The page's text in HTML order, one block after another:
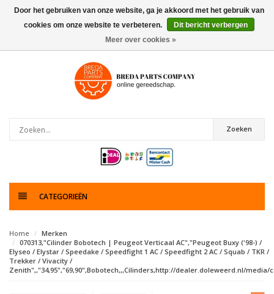
0artikelen
Zoeken
CATEGORIEËN
Home
Merken
070313,"Cilinder Bobotech | Peugeot Verticaal AC","Peugeot Buxy ('98-) /
Elyseo / Elystar / Speedake / Speedfight 1 AC / Speedfight 2 AC / Squab / TKR /
Trekker / Vivacity /
Zenith",,"34,95","69,90",Bobotech,,,Cilinders,http://dealer.doleweerd.nl/media/
Door het gebruiken van onze website, ga je akkoord met het gebruik van
cookies om onze website te verbeteren.
Dit bericht verbergen
Meer over cookies »